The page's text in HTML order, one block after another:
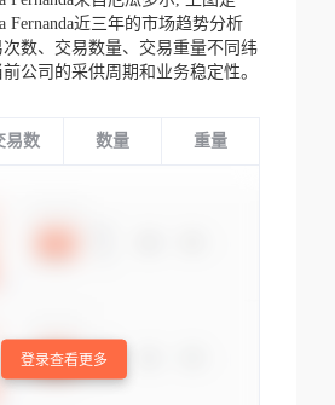
Fernanda近三年的市场趋势分析
数、交易数量、交易重量不同纬
公司的采供周期和业务稳定性。
易数 数量 重量
登录查看更多